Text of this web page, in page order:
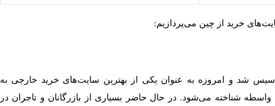
خرید از چین می‌پردازیم:
سال ۱۹۹۹ تأسیس شد و امروزه به عنوان یکی از بهترین سایت‌های خرید خارجی به
شناخته می‌شود. در حال حاضر بسیاری از بازرگانان و تاجران در